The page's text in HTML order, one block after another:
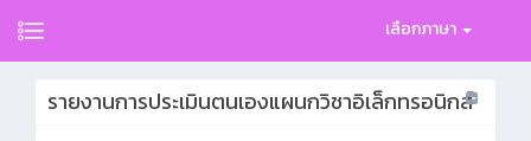
เลือกภาษา
รายงานการประเมินตนเองแผนกวิชาอิเล็กทรอนิกส์